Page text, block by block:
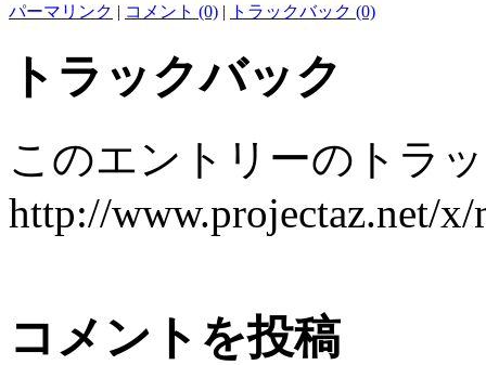
パーマリンク | コメント (0) | トラックバック (0)
トラックバック
このエントリーのトラ
http://www.projectaz.net/
コメントを投稿